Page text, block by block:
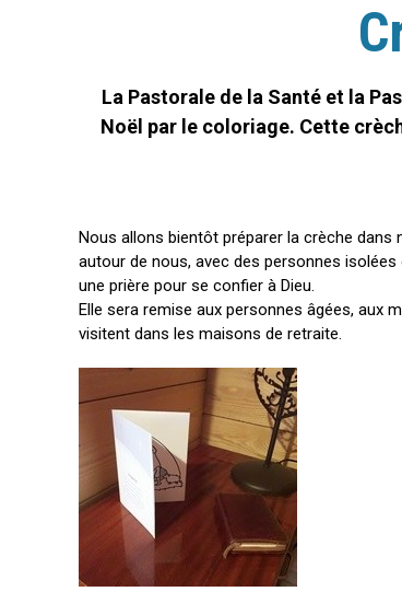
La Pastorale de la Santé et la
Noël par le coloriage. Cette
Nous allons bientôt préparer la crèche
autour de nous, avec des personnes
une prière pour se confier à Dieu.
Elle sera remise aux personnes âgées, aux
visitent dans les maisons de retraite.